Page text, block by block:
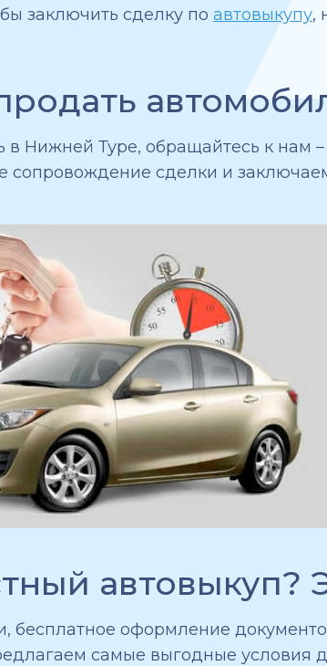
заключить сделку по автовыкупу,
Нижней Туре, обращайтесь к нам
сопровождение сделки и
автовыкуп?
бесплатное оформление
самые выгодные условия